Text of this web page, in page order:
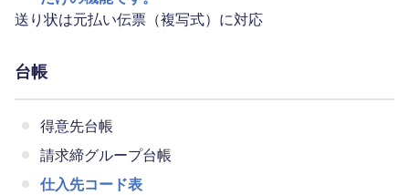
送り状は元払い伝票（複写式）に対応
台帳
得意先台帳
請求締グループ台帳
仕入先コード表